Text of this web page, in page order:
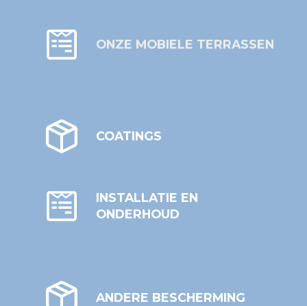
ONZE MOBIELE TERRASSEN
COATINGS
INSTALLATIE EN
ONDERHOUD
ANDERE BESCHERMING